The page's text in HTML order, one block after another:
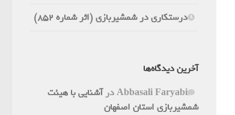
درستکاری در شمشیربازی (اثر شماره 852)
آخرین دیدگاه‌ها
Abbasali Faryabiدرآشنایی با هیئت
شمشیربازی استان اصفهان